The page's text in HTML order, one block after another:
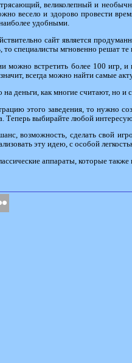
великолепный и
весело и здорово провести
удобными.
сайт является
то специалисты мгновенно
можно встретить более 100 игр,
всегда можно найти самые
деньги, как многие считают, но
этого заведения, то нужно
Теперь выбирайте любой
возможность, сделать свой
эту идею, с особой
аппараты, которые